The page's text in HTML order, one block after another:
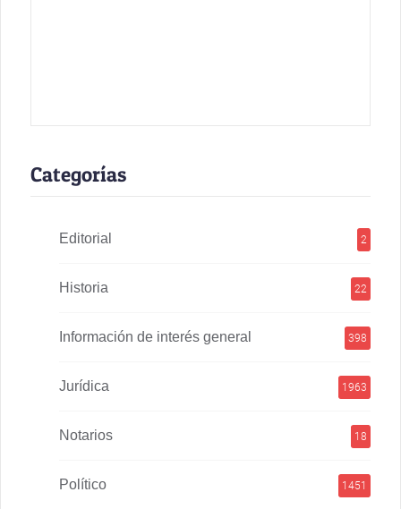
Categorías
Editorial 2
Historia 22
Información de interés general 398
Jurídica 1963
Notarios 18
Político 1451